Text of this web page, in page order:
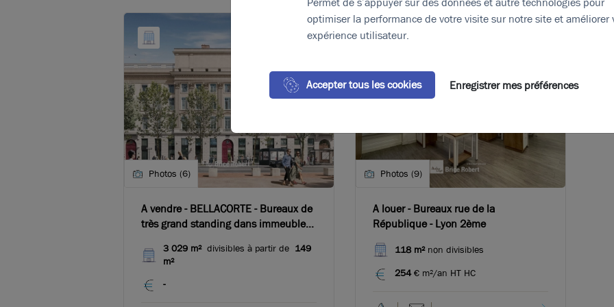
Photos (6)
A vendre - BELLACORTE - Bureaux de
très grand standing dans immeuble
3 029 m²divisibles à partir de 149
m²
-
Photos (9)
A louer - Bureaux rue de la
République - Lyon 2ème
118 m²non divisibles
254€ m²/an HT HC
optimiser la performance de votre visite sur notre site et améliorer
expérience utilisateur.
Accepter tous les cookies Enregistrer mes préférences